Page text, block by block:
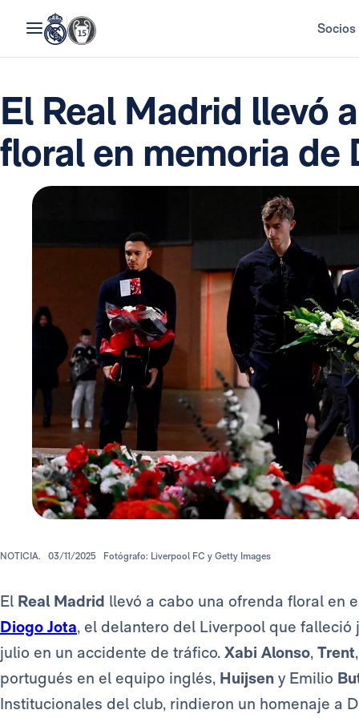
Socios
El Real Madrid llevó
floral en memoria de
NOTICIA. 03/11/2025 Fotógrafo: Liverpool FC y Getty Images
El Real Madrid llevó a cabo una ofrenda floral en
Diogo Jota, el delantero del Liverpool que
julio en un accidente de tráfico. Xabi Alonso, Trent
portugués en el equipo inglés, Huijsen y Emilio
Institucionales del club, rindieron un homenaje a